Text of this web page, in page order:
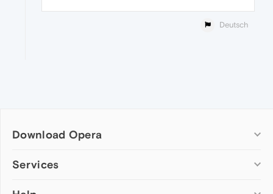
Deutsch
Download Opera
Computer browsers
Services